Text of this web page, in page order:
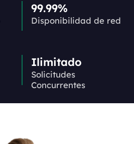
99.99%
Disponibilidad de red
Ilimitado
Solicitudes
Concurrentes